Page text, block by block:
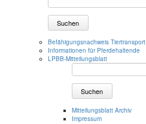
Suchen
Befähigungsnachweis Tiertransport
Informationen für Pferdehaltende
LPBB-Mitteilungsblatt
Suchen
Mitteilungsblatt Archiv
Impressum